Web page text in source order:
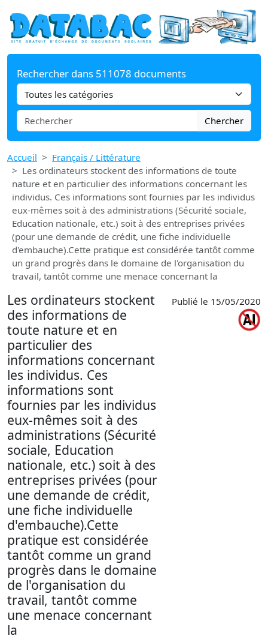
Rechercher dans 511078 documents
Chercher
Accueil
Français / Littérature
Les ordinateurs stockent des informations de toute
nature et en particulier des informations concernant les
individus. Ces informations sont fournies par les individus
eux-mêmes soit à des administrations (Sécurité sociale,
Education nationale, etc.) soit à des entreprises privées
(pour une demande de crédit, une fiche individuelle
d'embauche).Cette pratique est considérée tantôt comme
un grand progrès dans le domaine de l'organisation du
travail, tantôt comme une menace concernant la
Les ordinateurs stockent
des informations de
toute nature et en
particulier des
informations concernant
les individus. Ces
informations sont
fournies par les individus
eux-mêmes soit à des
administrations (Sécurité
sociale, Education
nationale, etc.) soit à des
entreprises privées (pour
une demande de crédit,
une fiche individuelle
d'embauche).Cette
pratique est considérée
tantôt comme un grand
progrès dans le domaine
de l'organisation du
travail, tantôt comme
une menace concernant
la
Publié le 15/05/2020